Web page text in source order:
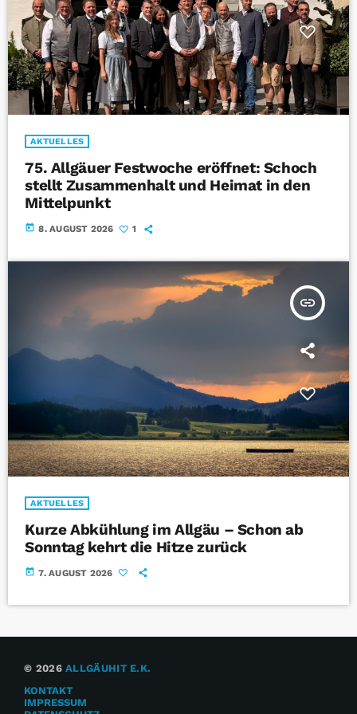
AKTUELLES
75. Allgäuer Festwoche eröffnet: Schoch
stellt Zusammenhalt und Heimat in den
Mittelpunkt
today 8. AUGUST 2026 1
insert_link
AKTUELLES
Kurze Abkühlung im Allgäu – Schon ab
Sonntag kehrt die Hitze zurück
today 7. AUGUST 2026
© 2026ALLGÄUHIT E.K.
KONTAKT
IMPRESSUM